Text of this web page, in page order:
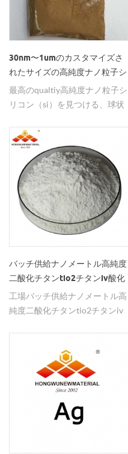
group ltd。我々は、粒径
40nm、100nm、1-2umおよび
5-6umの粉末を有するナノ窒化
アルミニウム粉末を製造するこ
とができる。すべての人に知ら
れているように、企業にとって
品質は話します。 10年以上の
新し、改善しています。あなた
が必要としているか疑問がある
場合は、私たちに連絡すること
を躊躇しないでください。 ジェ
マによって
30nm〜1umのカスタマイズさ
れたサイズの高純度ナノ粒子シ
リコン（si）
最高のqualtiy高純度ナノ粒子シ
リコン（si）を見つける、球状
粉末hongwu国際的なグループ
から。
バッチ供給ナノメートル高純度
二酸化チタンtio2チタンiv酸化
物粉末
工場バッチ供給ナノメートル高
純度二酸化チタンtio2チタンiv
てください。